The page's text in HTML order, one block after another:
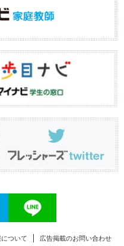
ついて 広告掲載のお問い合わせ